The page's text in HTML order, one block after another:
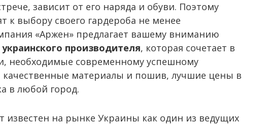
зависит от его наряда и обуви. Поэтому
выбору своего гардероба не менее
«Аржен» предлагает вашему вниманию
производителя, которая сочетает в
необходимые современному успешному
материалы и пошив, лучшие цены в
в любой город.
известен на рынке Украины как один из ведущих